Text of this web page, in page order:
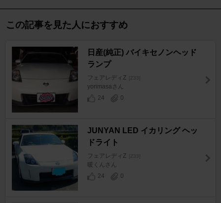
この記事を見た人におすすめ
日産(純正) バイキセノンヘッド
ランプ
フェアレディZ
yorimasaさん
24
0
JUNYAN LED イカリング ヘッ
ドライト
フェアレディZ
暖くんさん
24
0